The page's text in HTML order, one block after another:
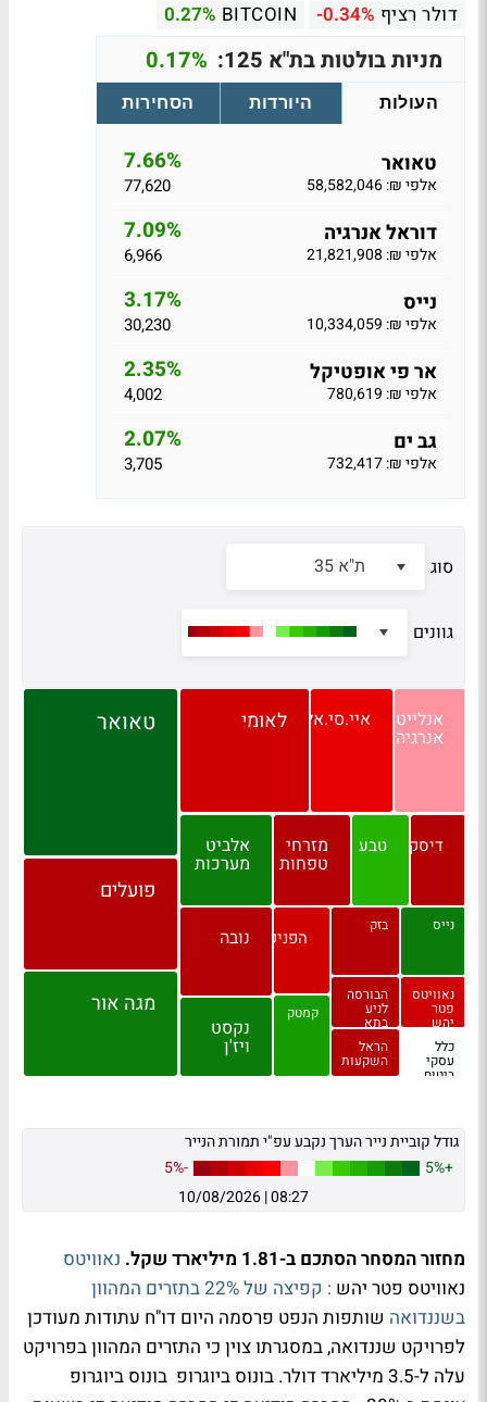
דולר רציף -0.34%
BITCOIN
0.27%
מניות בולטות בת"א 125: 0.17%
העולות היורדות הסחירות
טאואר 7.66%
אלפי ₪: 58,582,046 77,620
דוראל אנרגיה 7.09%
אלפי ₪: 21,821,908 6,966
נייס 3.17%
אלפי ₪: 10,334,059 30,230
אר פי אופטיקל 2.35%
אלפי ₪: 780,619 4,002
גב ים 2.07%
אלפי ₪: 732,417 3,705
סוג ת"א 35
גוונים
טאואר
פועלים
מגה אור
לאומי איי.סי.אל אנלייט
אנרגיה
אלביט
מערכות
נובה
נקסט
ויז'ן
מזרחי
טפחות
טבע דיסקונט
הפניקס
קמטק
בזק נייס
הבורסה
לניע
בתא
הראל
השקעות
נאוויטס
פטר
יהש
כלל
עסקי
ביטוח
גודל קוביית נייר הערך נקבע עפ"י תמורת הנייר
+5%
-5%
08:27
|
10/08/2026
מחזור המסחר הסתכם ב-1.81 מיליארד שקל.
נאוויטס
נאוויטס פטר יהש
: קפיצה של 22% בתזרים המהוון
בשננדואה שותפות הנפט פרסמה היום דו"ח עתודות מעודכן
לפרויקט שננדואה, במסגרתו צוין כי התזרים המהוון בפרויקט
עלה ל-3.5 מיליארד דולר. בונוס ביוגרופ בונוס ביוגרופ